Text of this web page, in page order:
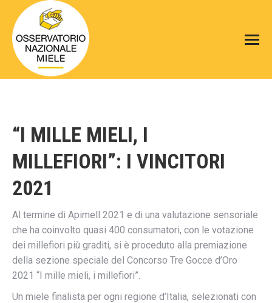
“I MILLE MIELI, I
MILLEFIORI”: I VINCITORI
2021
Al termine di Apimell 2021 e di una valutazione sensoriale
che ha coinvolto quasi 400 consumatori, con le votazione
dei millefiori più graditi, si è proceduto alla premiazione
della sezione speciale del Concorso Tre Gocce d’Oro
2021 “I mille mieli, i millefiori”.
Un miele finalista per ogni regione d’Italia, selezionati con